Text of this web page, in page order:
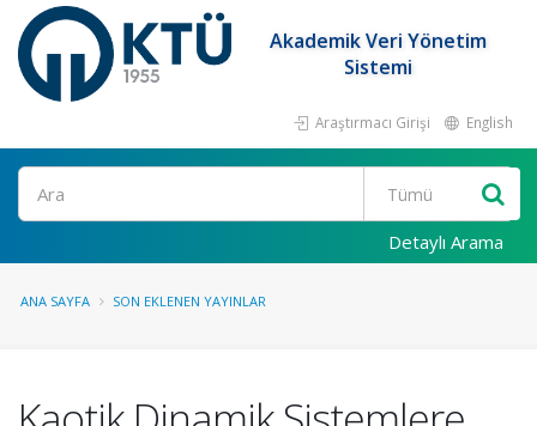
Akademik Veri Yönetim
Sistemi
Araştırmacı Girişi English
Ara
Detaylı Arama
ANA SAYFA SON EKLENEN YAYINLAR